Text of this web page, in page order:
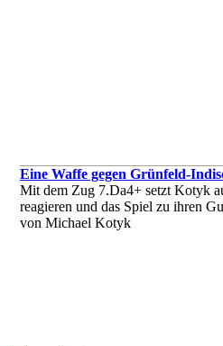
Eine Waffe gegen Grünfeld-
Mit dem Zug 7.Da4+ setzt Kotyk
reagieren und das Spiel zu ihren
von Michael Kotyk